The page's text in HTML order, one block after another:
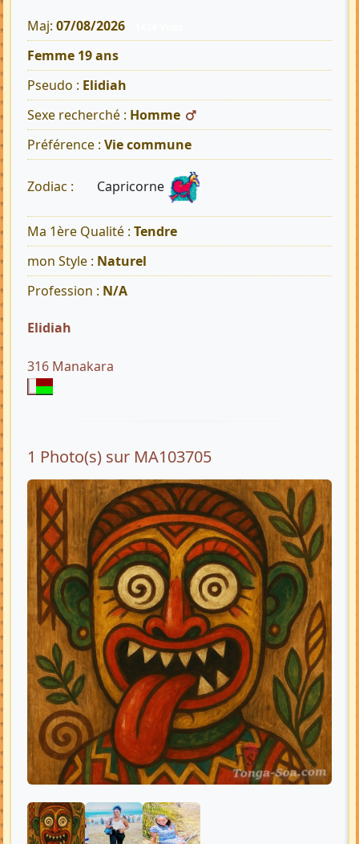
Maj: 07/08/2026
Femme 19 ans
Pseudo : Elidiah
Sexe recherché : Homme
Préférence : Vie commune
Zodiac : Capricorne
Ma 1ère Qualité : Tendre
mon Style : Naturel
Profession : N/A
Elidiah
316 Manakara
1 Photo(s) sur MA103705